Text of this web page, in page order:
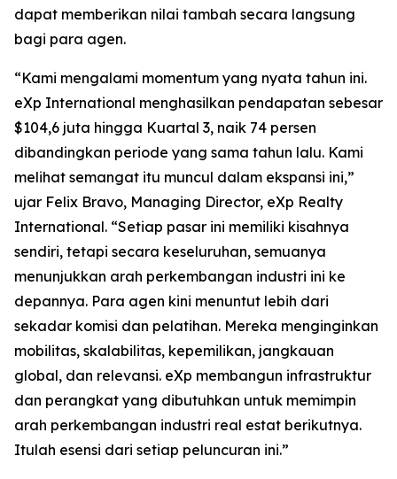
dapat memberikan nilai tambah secara langsung
bagi para agen.
“Kami mengalami momentum yang nyata tahun ini.
eXp International menghasilkan pendapatan sebesar
$104,6 juta hingga Kuartal 3, naik 74 persen
dibandingkan periode yang sama tahun lalu. Kami
melihat semangat itu muncul dalam ekspansi ini,”
ujar Felix Bravo, Managing Director, eXp Realty
International. “Setiap pasar ini memiliki kisahnya
sendiri, tetapi secara keseluruhan, semuanya
menunjukkan arah perkembangan industri ini ke
depannya. Para agen kini menuntut lebih dari
sekadar komisi dan pelatihan. Mereka menginginkan
mobilitas, skalabilitas, kepemilikan, jangkauan
global, dan relevansi. eXp membangun infrastruktur
dan perangkat yang dibutuhkan untuk memimpin
arah perkembangan industri real estat berikutnya.
Itulah esensi dari setiap peluncuran ini.”